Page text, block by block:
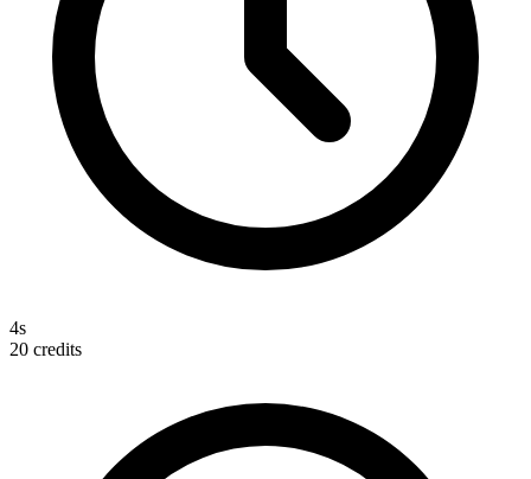
4s
20 credits